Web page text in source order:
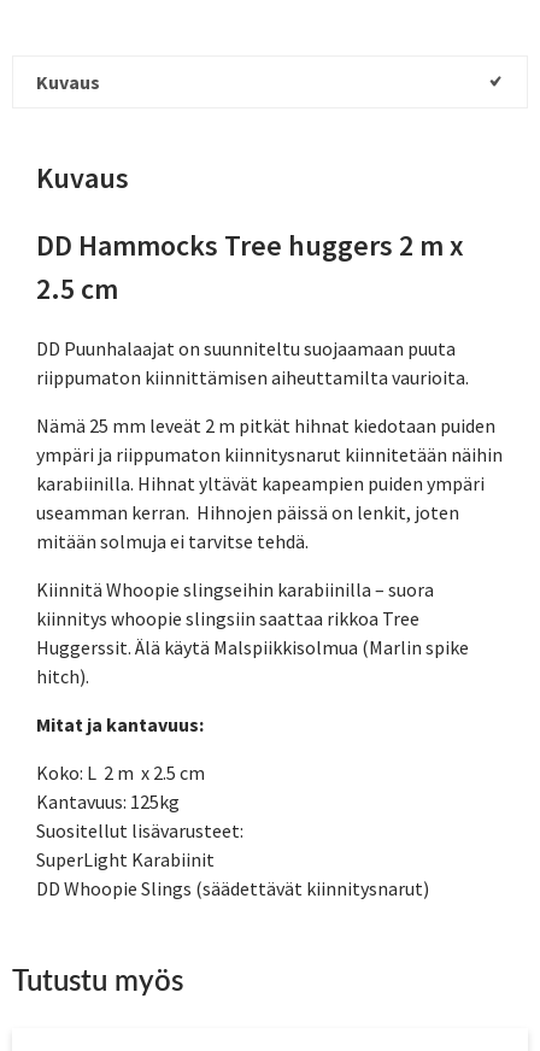
Kuvaus
Kuvaus
DD Hammocks Tree huggers 2 m x
2.5 cm
DD Puunhalaajat on suunniteltu suojaamaan puuta
riippumaton kiinnittämisen aiheuttamilta vaurioita.
Nämä 25 mm leveät 2 m pitkät hihnat kiedotaan puiden
ympäri ja riippumaton kiinnitysnarut kiinnitetään näihin
karabiinilla. Hihnat yltävät kapeampien puiden ympäri
useamman kerran. Hihnojen päissä on lenkit, joten
mitään solmuja ei tarvitse tehdä.
Kiinnitä Whoopie slingseihin karabiinilla – suora
kiinnitys whoopie slingsiin saattaa rikkoa Tree
Huggerssit. Älä käytä Malspiikkisolmua (Marlin spike
hitch).
Mitat ja kantavuus:
Koko: L 2 m x 2.5 cm
Kantavuus: 125kg
Suositellut lisävarusteet:
SuperLight Karabiinit
DD Whoopie Slings (säädettävät kiinnitysnarut)
Tutustu myös